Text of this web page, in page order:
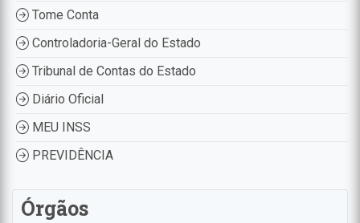
Tome Conta
Controladoria-Geral do Estado
Tribunal de Contas do Estado
Diário Oficial
MEU INSS
PREVIDÊNCIA
Órgãos